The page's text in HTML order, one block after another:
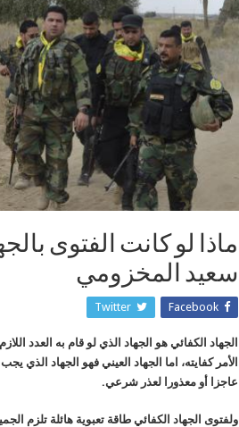
ماذا لو كانت الفتوى
سعيد المخزومي
Facebook
Twitter
الجهاد الكفائي هو الجهاد الذي لو قام به العدد
الأمر كفايته، اما الجهاد العيني فهو الجهاد
عاجزا أو معذورا لعذر شرعي.
ولفتوى الجهاد الكفائي طاقة تعبوية هائلة تلزم